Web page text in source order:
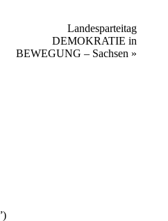
Landesparteitag
DEMOKRATIE in
BEWEGUNG – Sachsen »